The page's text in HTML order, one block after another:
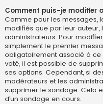
Comment puis-je modifier
Comme pour les messages,
modifiés que par leur auteur,
administrateurs. Pour
simplement le premier
obligatoirement associé à ce
voté, il est possible de
ses options. Cependant, si
modérateurs et les
supprimer le sondage. Cela
d’un sondage en cours.